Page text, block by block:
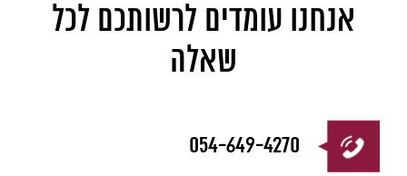
אנחנו עומדים לרשותכם לכל
שאלה
054-649-4270